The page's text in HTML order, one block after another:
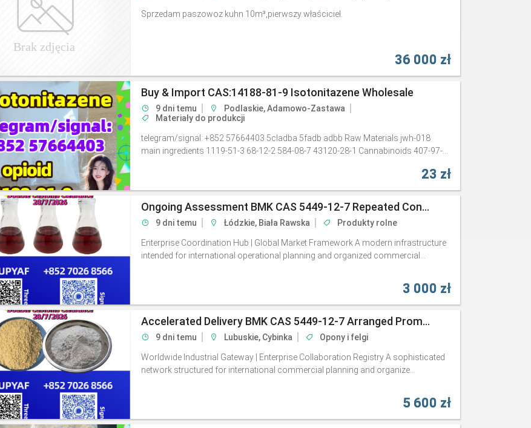
Sprzedam paszowoz kuhn 10m³,pierwszy właściciel.
36 000 zł
Buy & Import CAS:14188-81-9 Isotonitazene Wholesale
9 dni temu
Podlaskie, Adamowo-Zastawa
Materiały do produkcji
telegram/signal: +852 57664403 5cladba 5fadb adbb Raw Materials jwh-018
main ingredients 1119-51-3 68-12-2 584-08-7 43120-28-1 Cannabinoids 407-97-...
23 zł
Ongoing Assessment BMK CAS 5449-12-7 Repeated Consistently
9 dni temu Łódzkie, Biała Rawska Produkty rolne
Enterprise Coordination Hub | Global Market Framework A modern infrastructure
intended for international operational planning and organized commercial...
3 000 zł
Accelerated Delivery BMK CAS 5449-12-7 Arranged Promptly
9 dni temu Lubuskie, Cybinka Opony i felgi
Worldwide Industrial Gateway | Enterprise Collaboration Registry A sophisticated
network structured for international commercial planning and organize...
5 600 zł